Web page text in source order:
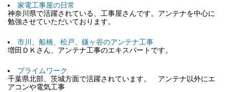
家電工事屋の日常
神奈川県で活躍されている、工事屋さんです。アンテナを中心に
勉強させていただいております。
市川、船橋、松戸、鎌ヶ谷のアンテナ工事
増田ＤＫさん、アンテナ工事のエキスパートです。
プライムワーク
千葉県北部、茨城方面で活躍されています。 アンテナ以外にエ
アコンや電気工事